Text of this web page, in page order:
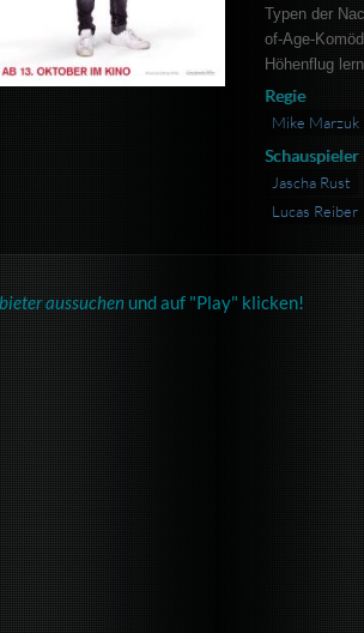
Typen der
of-Age-
Höhenflug
Regie
Mike Marzuk
Schauspieler
Jascha Rust
Lucas Reiber
aussuchen und auf "Play" klicken!